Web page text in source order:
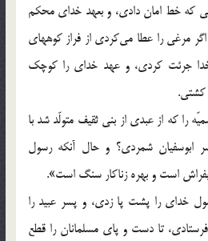
که خط امان دادی، و بعهد خدای محکم
مرغی را عطا می‌کردی از فراز کوههای
خدا جرئت کردی، و عهد خدای را کوچک
کشتی.
را که از عبدی از بنی ثقیف متولّد شد با
ابوسفیان شمردی؟ و حال آنکه رسول
است و بهره زناکار سنگ است».
را پشت پا زدی، و پسر عبید را
تا دست و پای مسلمانان را قطع